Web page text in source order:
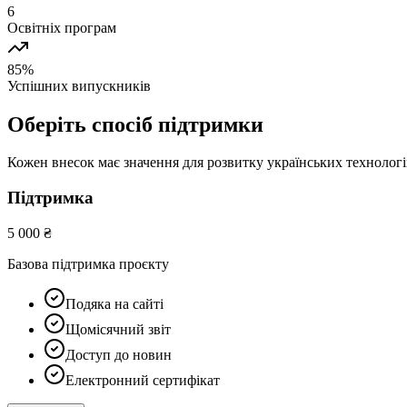
6
Освітніх програм
85%
Успішних випускників
Оберіть спосіб підтримки
Кожен внесок має значення для розвитку українських
Підтримка
5 000 ₴
Базова підтримка проєкту
Подяка на сайті
Щомісячний звіт
Доступ до новин
Електронний сертифікат